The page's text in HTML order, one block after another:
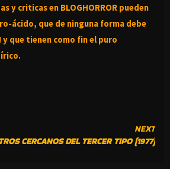
y criticas en BLOGHORROR pueden
ácido, que de ninguna forma debe
que tienen como fin el puro
NEXT
CERCANOS DEL TERCER TIPO (1977)